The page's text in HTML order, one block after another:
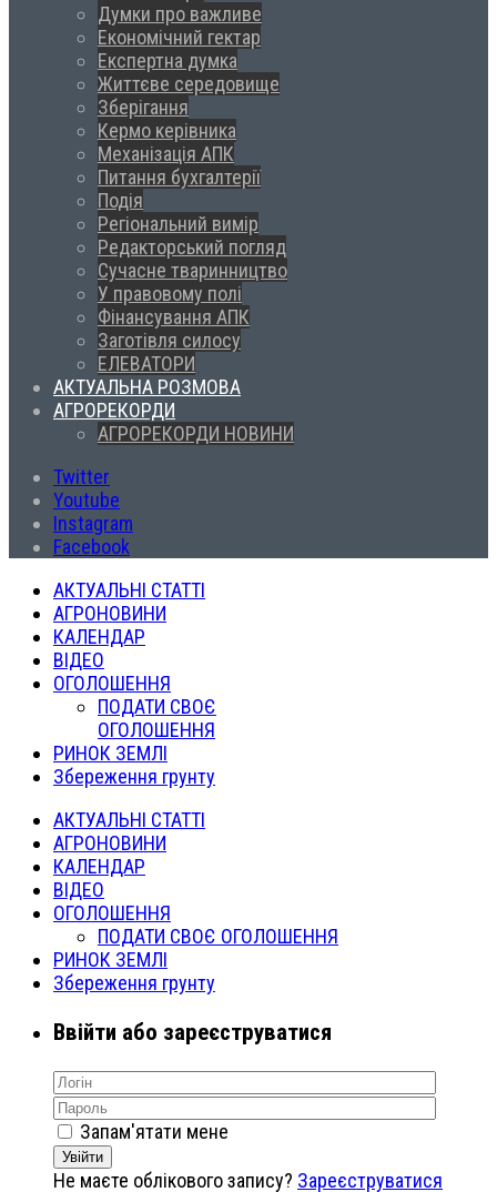
Думки про важливе
Економічний гектар
Експертна думка
Життєве середовище
Зберігання
Кермо керівника
Механізація АПК
Питання бухгалтерії
Подія
Регіональний вимір
Редакторський погляд
Сучасне тваринництво
У правовому полі
Фінансування АПК
Заготівля силосу
ЕЛЕВАТОРИ
АКТУАЛЬНА РОЗМОВА
АГРОРЕКОРДИ
АГРОРЕКОРДИ НОВИНИ
Twitter
Youtube
Instagram
Facebook
АКТУАЛЬНІ СТАТТІ
АГРОНОВИНИ
КАЛЕНДАР
ВІДЕО
ОГОЛОШЕННЯ
ПОДАТИ СВОЄ
ОГОЛОШЕННЯ
РИНОК ЗЕМЛІ
Збереження грунту
АКТУАЛЬНІ СТАТТІ
АГРОНОВИНИ
КАЛЕНДАР
ВІДЕО
ОГОЛОШЕННЯ
ПОДАТИ СВОЄ ОГОЛОШЕННЯ
РИНОК ЗЕМЛІ
Збереження грунту
Ввійти або зареєструватися
Запам'ятати мене
Увійти
Не маєте облікового запису? Зареєструватися